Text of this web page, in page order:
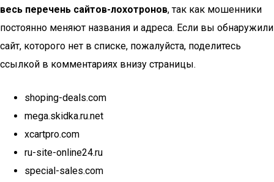
весь перечень сайтов-лохотронов, так как мошенники
постоянно меняют названия и адреса. Если вы обнаружили
сайт, которого нет в списке, пожалуйста, поделитесь
ссылкой в комментариях внизу страницы.
shoping-deals.com
mega.skidka.ru.net
xcartpro.com
ru-site-online24.ru
special-sales.com